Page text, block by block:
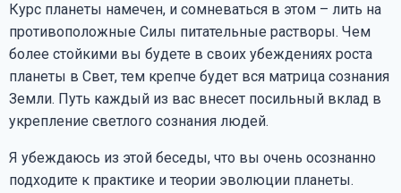
Курс планеты намечен, и сомневаться в этом – лить на
противоположные Силы питательные растворы. Чем
более стойкими вы будете в своих убеждениях роста
планеты в Свет, тем крепче будет вся матрица сознания
Земли. Путь каждый из вас внесет посильный вклад в
укрепление светлого сознания людей.
Я убеждаюсь из этой беседы, что вы очень осознанно
подходите к практике и теории эволюции планеты.